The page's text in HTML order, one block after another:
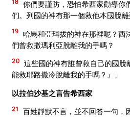
你們要謹防，恐怕希西家勸導你
們。列國的神有那一個救他本國脫
19 哈馬和亞珥拔的神在那裡呢？西
們曾救撒瑪利亞脫離我的手嗎？
20 這些國的神有誰曾救自己的國
能救耶路撒冷脫離我的手嗎？』」
以拉伯沙基之言告希西家
21
百姓靜默不言，並不回答一句，